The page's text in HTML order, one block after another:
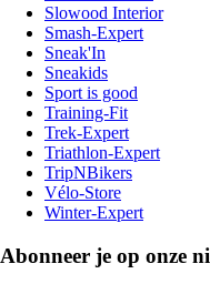
Slowood Interior
Smash-Expert
Sneak'In
Sneakids
Sport is good
Training-Fit
Trek-Expert
Triathlon-Expert
TripNBikers
Vélo-Store
Winter-Expert
Abonneer je op onze